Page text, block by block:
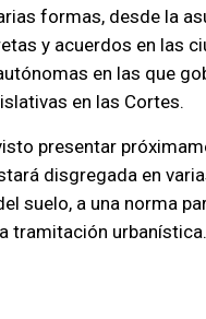
formas, desde la
y acuerdos en las
en las que
en las Cortes.
presentar
disgregada en
suelo, a una norma
tramitación urbanística.